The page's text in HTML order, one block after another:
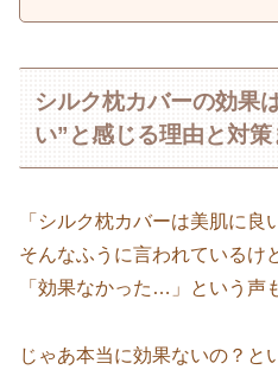
シルク枕カバーの効果
い”と感じる理由と対策
「シルク枕カバーは美肌に良
そんなふうに言われているけ
「効果なかった…」という声
じゃあ本当に効果ないの？と